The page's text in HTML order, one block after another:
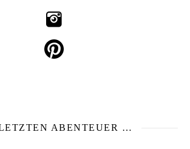
ABENTEUER …